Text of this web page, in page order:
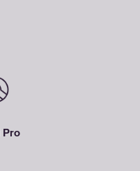
Pro